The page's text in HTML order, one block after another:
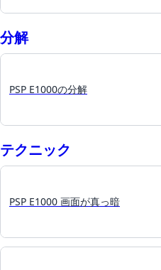
分解
PSP E1000の分解
テクニック
PSP E1000 画面が真っ暗